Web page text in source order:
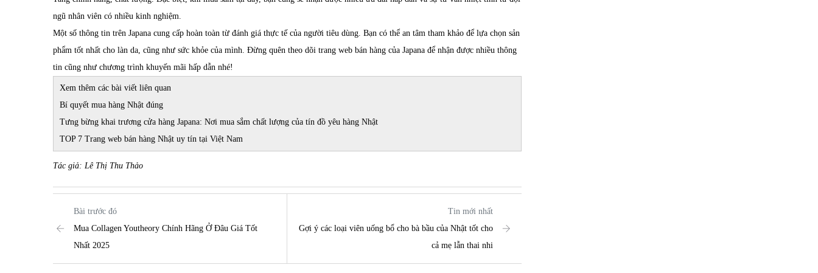
ngũ nhân viên có nhiều kinh nghiệm.
Một số thông tin trên Japana cung cấp hoàn toàn từ đánh giá thực tế của người tiêu dùng. Bạn có thể an tâm tham khảo để lựa chọn sản
phẩm tốt nhất cho làn da, cũng như sức khỏe của mình. Đừng quên theo dõi trang web bán hàng của Japana để nhận được nhiều thông
tin cũng như chương trình khuyến mãi hấp dẫn nhé!
Xem thêm các bài viết liên quan
Bí quyết mua hàng Nhật đúng
Tưng bừng khai trương cửa hàng Japana: Nơi mua sắm chất lượng của tín đồ yêu hàng Nhật
TOP 7 Trang web bán hàng Nhật uy tín tại Việt Nam
Tác giả: Lê Thị Thu Thảo
Bài trước đó
Mua Collagen Youtheory Chính Hãng Ở Đâu Giá Tốt
Nhất 2025
Tin mới nhất
Gợi ý các loại viên uống bổ cho bà bầu của Nhật tốt cho
cả mẹ lẫn thai nhi